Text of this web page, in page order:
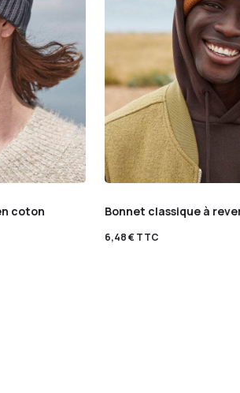
coton
Bonnet classique à
6,48€TTC